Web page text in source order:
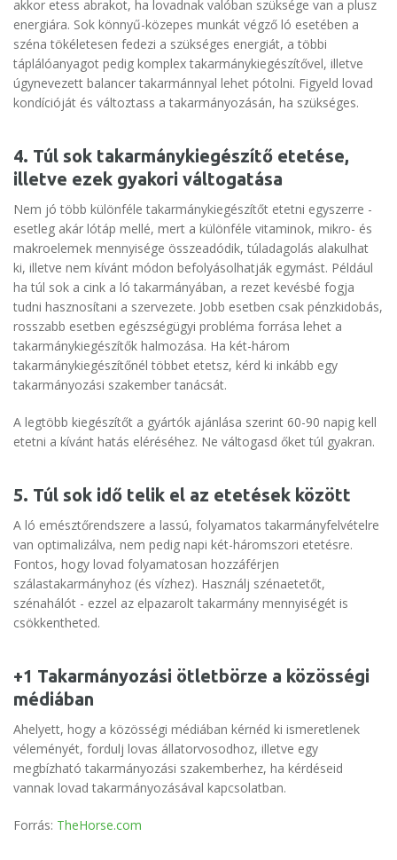
akkor etess abrakot, ha lovadnak valóban szüksége van a plusz
energiára. Sok könnyű-közepes munkát végző ló esetében a
széna tökéletesen fedezi a szükséges energiát, a többi
táplálóanyagot pedig komplex takarmánykiegészítővel, illetve
úgynevezett balancer takarmánnyal lehet pótolni. Figyeld lovad
kondícióját és változtass a takarmányozásán, ha szükséges.
4. Túl sok takarmánykiegészítő etetése,
illetve ezek gyakori váltogatása
Nem jó több különféle takarmánykiegészítőt etetni egyszerre -
esetleg akár lótáp mellé, mert a különféle vitaminok, mikro- és
makroelemek mennyisége összeadódik, túladagolás alakulhat
ki, illetve nem kívánt módon befolyásolhatják egymást. Például
ha túl sok a cink a ló takarmányában, a rezet kevésbé fogja
tudni hasznosítani a szervezete. Jobb esetben csak pénzkidobás,
rosszabb esetben egészségügyi probléma forrása lehet a
takarmánykiegészítők halmozása. Ha két-három
takarmánykiegészítőnél többet etetsz, kérd ki inkább egy
takarmányozási szakember tanácsát.
A legtöbb kiegészítőt a gyártók ajánlása szerint 60-90 napig kell
etetni a kívánt hatás eléréséhez. Ne váltogasd őket túl gyakran.
5. Túl sok idő telik el az etetések között
A ló emésztőrendszere a lassú, folyamatos takarmányfelvételre
van optimalizálva, nem pedig napi két-háromszori etetésre.
Fontos, hogy lovad folyamatosan hozzáférjen
szálastakarmányhoz (és vízhez). Használj szénaetetőt,
szénahálót - ezzel az elpazarolt takarmány mennyiségét is
csökkentheted.
+1 Takarmányozási ötletbörze a közösségi
médiában
Ahelyett, hogy a közösségi médiában kérnéd ki ismeretlenek
véleményét, fordulj lovas állatorvosodhoz, illetve egy
megbízható takarmányozási szakemberhez, ha kérdéseid
vannak lovad takarmányozásával kapcsolatban.
Forrás: TheHorse.com